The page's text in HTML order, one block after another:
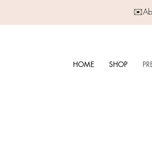
HOME SHOP